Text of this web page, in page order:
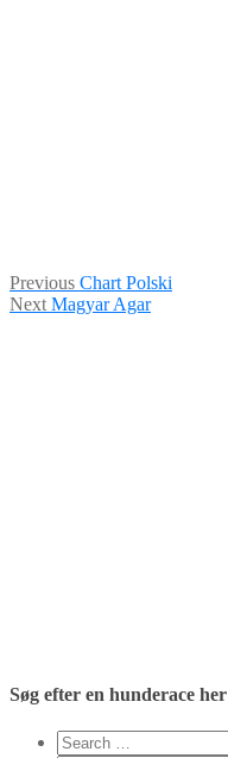
Indlægsnavigation
Previous Previous
post:
Chart Polski
Next Next
Magyar Agar
Søg efter en hunderace her